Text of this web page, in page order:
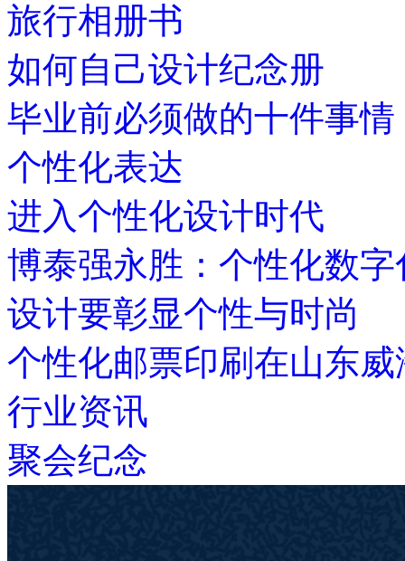
旅行相册书
如何自己设计纪念册
毕业前必须做的十件事情
个性化表达
进入个性化设计时代
博泰强永胜：个性化数
设计要彰显个性与时尚
个性化邮票印刷在山东
行业资讯
聚会纪念